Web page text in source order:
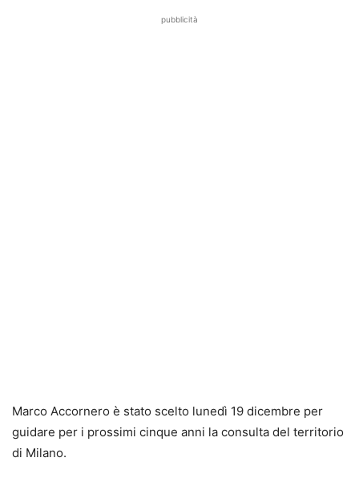
pubblicità
Marco Accornero è stato scelto lunedì 19 dicembre per
guidare per i prossimi cinque anni la consulta del territorio
di Milano.